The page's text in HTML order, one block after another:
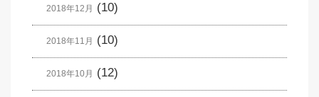
2018年12月 (10)
2018年11月 (10)
2018年10月 (12)